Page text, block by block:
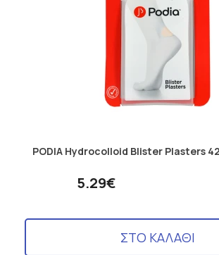
PODIA Hydrocolloid Blister Plasters
5.29€
ΣΤΟ ΚΑΛΑΘΙ